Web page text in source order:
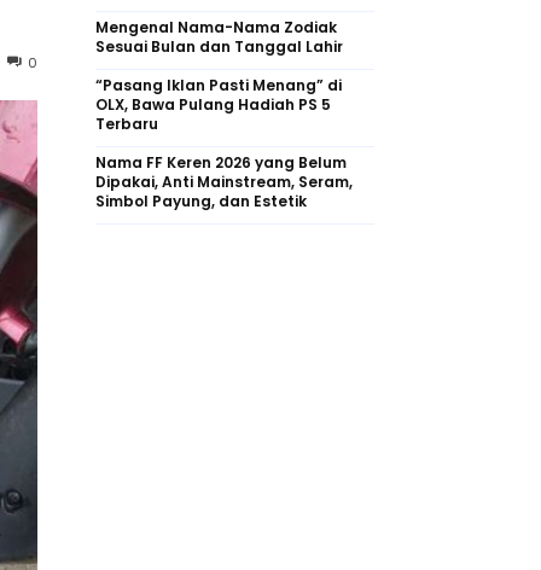
0
Mengenal Nama-Nama Zodiak
Sesuai Bulan dan Tanggal Lahir
“Pasang Iklan Pasti Menang” di
OLX, Bawa Pulang Hadiah PS 5
Terbaru
Nama FF Keren 2026 yang Belum
Dipakai, Anti Mainstream, Seram,
Simbol Payung, dan Estetik